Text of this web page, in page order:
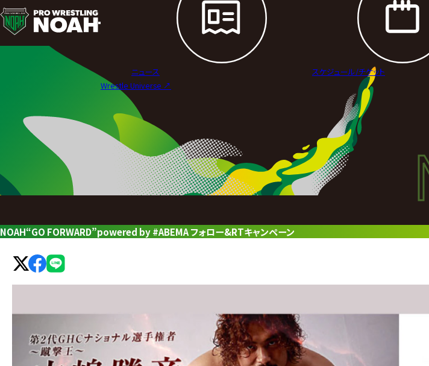
ニ
ュ
レ
ス
リ
グ・
ア
ニュース スケジュール/チケット
Wrestle Universe ↗︎
NOAH“GO FORWARD”powered by #ABEMA フォロー&RTキャンペーン